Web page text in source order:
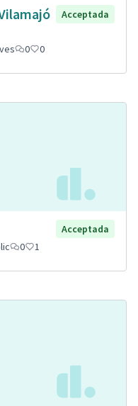
Acceptada
0 0
Acceptada
0 1